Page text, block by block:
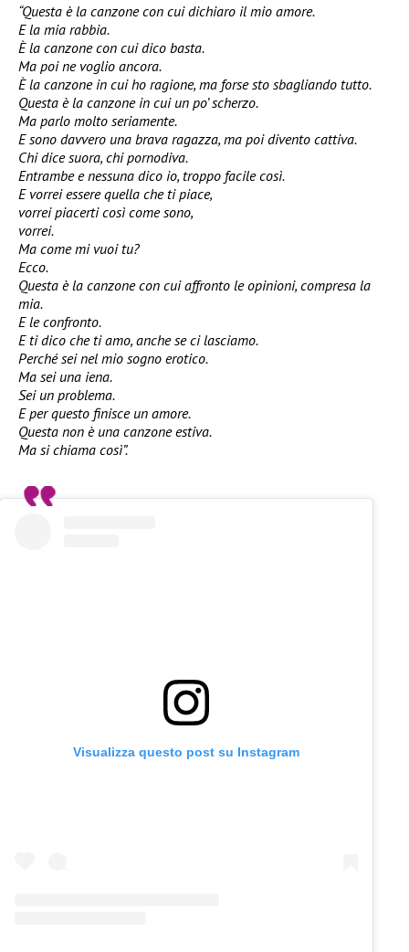
“Questa è la canzone con cui dichiaro il mio amore.
E la mia rabbia.
È la canzone con cui dico basta.
Ma poi ne voglio ancora.
È la canzone in cui ho ragione, ma forse sto sbagliando tutto.
Questa è la canzone in cui un po’ scherzo.
Ma parlo molto seriamente.
E sono davvero una brava ragazza, ma poi divento cattiva.
Chi dice suora, chi pornodiva.
Entrambe e nessuna dico io, troppo facile così.
E vorrei essere quella che ti piace,
vorrei piacerti così come sono,
vorrei.
Ma come mi vuoi tu?
Ecco.
Questa è la canzone con cui affronto le opinioni, compresa la
mia.
E le confronto.
E ti dico che ti amo, anche se ci lasciamo.
Perché sei nel mio sogno erotico.
Ma sei una iena.
Sei un problema.
E per questo finisce un amore.
Questa non è una canzone estiva.
Ma si chiama così”.
Visualizza questo post su Instagram